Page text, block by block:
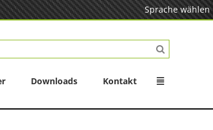
Sprache wählen
Downloads Kontakt